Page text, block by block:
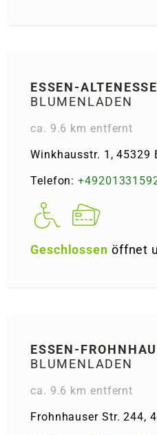
ESSEN-
BLUMENLADEN
ca. 9.6 km entfernt
Winkhausstr. 1, 45329
Telefon:
Geschlossen öffnet
ESSEN-
BLUMENLADEN
ca. 9.6 km entfernt
Frohnhauser Str. 244,